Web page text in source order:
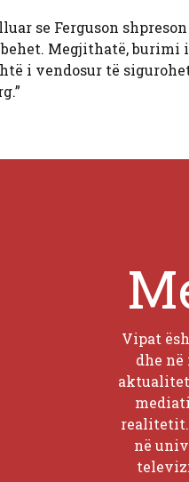
se Ferguson
Megjithatë,
i vendosur të
Vipat
dhe
realitetit.
në